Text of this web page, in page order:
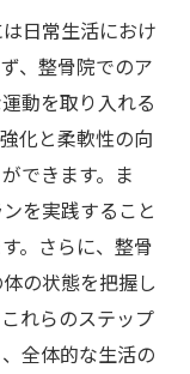
日常生活におけ
、整骨院でのア
動を取り入れる
化と柔軟性の向
できます。ま
を実践すること
。さらに、整骨
の状態を把握し
れらのステップ
全体的な生活の